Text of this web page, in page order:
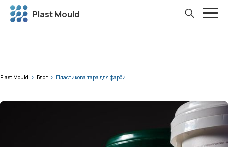
Plast Mould
Plast Mould Блог Пластикова тара для фарби